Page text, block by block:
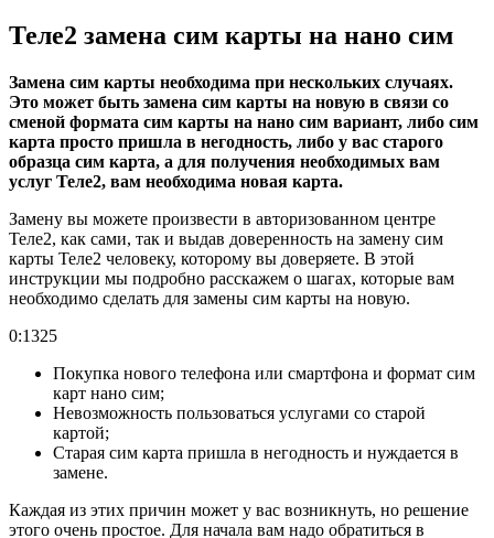
Теле2 замена сим карты на нано сим
Замена сим карты необходима при нескольких случаях.
Это может быть замена сим карты на новую в связи со
сменой формата сим карты на нано сим вариант, либо сим
карта просто пришла в негодность, либо у вас старого
образца сим карта, а для получения необходимых вам
услуг Теле2, вам необходима новая карта.
Замену вы можете произвести в авторизованном центре
Теле2, как сами, так и выдав доверенность на замену сим
карты Теле2 человеку, которому вы доверяете. В этой
инструкции мы подробно расскажем о шагах, которые вам
необходимо сделать для замены сим карты на новую.
0:1325
Покупка нового телефона или смартфона и формат сим
карт нано сим;
Невозможность пользоваться услугами со старой
картой;
Старая сим карта пришла в негодность и нуждается в
замене.
Каждая из этих причин может у вас возникнуть, но решение
этого очень простое. Для начала вам надо обратиться в